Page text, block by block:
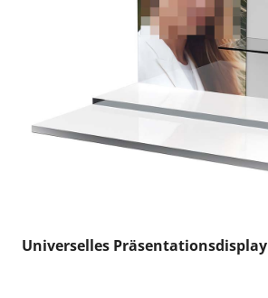
Universelles Präsentationsdisplay